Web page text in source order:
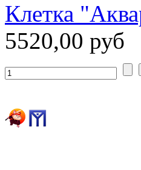
Клетка
5520,00 руб